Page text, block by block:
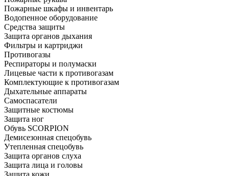
Пожарные шкафы и инвентарь
Водопенное оборудование
Средства защиты
Защита органов дыхания
Фильтры и картриджи
Противогазы
Респираторы и полумаски
Лицевые части к противогазам
Комплектующие к противогазам
Дыхательные аппараты
Самоспасатели
Защитные костюмы
Защита ног
Обувь SCORPION
Демисезонная спецобувь
Утепленная спецобувь
Защита органов слуха
Защита лица и головы